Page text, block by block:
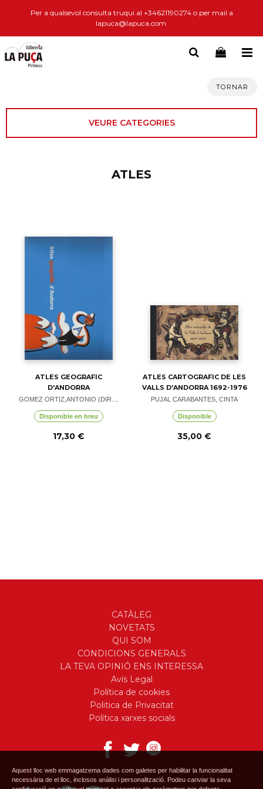
Per a qualsevol consulta truqui al +34621190274 o per mail a
lapuca@lapuca.com
TORNAR
VEURE CATEGORIES
ATLES
ATLES GEOGRAFIC
D'ANDORRA
GOMEZ ORTIZ,ANTONIO (DIR....
Disponible en breu
17,30 €
ATLES CARTOGRAFIC DE LES
VALLS D'ANDORRA 1692-1976
PUJAL CARABANTES, CINTA
Disponible
35,00 €
CATÀLEG
NOVETATS
QUI SOM
CONDICIONS GENERALS
LA TEVA OPINIÓ ENS INTERESSA
Avís Legal
Política de cookies
Politica de Privacitat
Política xarxes socials
Aquest lloc web emmagatzema dades com galetes per habilitar la funcionalitat
necessària de el lloc, inclosos anàlisi i personalització. Podeu canviar la seva